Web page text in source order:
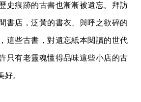
史痕跡的古書也漸漸被遺忘。拜訪
書店，泛黃的書衣、與呼之欲碎的
這些古書，對遺忘紙本閱讀的世代
只有老靈魂懂得品味這些小店的古
。